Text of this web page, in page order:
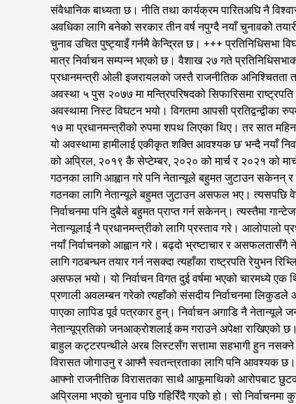
संवैधानिक बाध्यता छ। नीति तथा कार्यक्रम पारितअघि नै
अवधिका लागि बनेको सरकार तीन वर्ष नपुग्दै नयाँ चुनावको
चुनाव उचित पुष्ट्याइँ गर्नमै केन्द्रित छ। +++ प्रतिनिधिसभा
मात्र निर्वाचन सम्पन्न भएको छ। वैशाख २७ गते
प्रधानमन्त्री ओली इजरायलको जस्तै राजनीतिक
अवस्था ५ पुस २०७७ मा मन्त्रिपरिषदको सिफारिसमा
अवस्थामा निस्ट विघटन भयो। विगतमा आपसी प्रतिद्वन्द्वीका
१७ मा प्रधानमन्त्रीको रुपमा शपथ लिएका थिए। तर सात
यो अवस्थामा हामीलाई एकीकृत शक्ति आवश्यक छ’ भन्दै नयाँ
को अप्रिल, २०१९ कै सेप्टेम्बर, २०२० को मार्च र २०२१ को
गठनका लागि आह्वान गरे पनि नेतान्यूले बहुमत जुटाउन सकेनन् र
गठनका लागि नेतान्यूले बहुमत जुटाउन असफल भए। त्यसपछि
निर्वाचनमा पनि दुबैले बहुमत प्राप्त गर्न सकेनन्। त्यस्तैमा
नेतान्यूलाई नै प्रधानमन्त्रीको लागि प्रस्ताव गरे। आलोपालो
नयाँ निर्वाचनको आह्वान गरे। बढ्दो भ्रष्टाचार र असफलतासँगै
लागि गठबन्धन तयार गर्न नसक्दा त्यहाँका राष्ट्रपति रेयुभन
असफल भयो। यो निर्वाचन विगत दुई वर्षमा भएको चारमध्ये
प्रणाली अवलम्बन गरेको त्यहाँको संसदीय निर्वाचनमा
पाएका लापिड पूर्व पत्रकार हुन्। निर्वाचन अगाडि नै
नेतान्यूप्रतिको जनआक्रोशलाई कम गराउने अपेक्षा राखिएको
बाहुल कट्टरपन्थीले अरब लिस्टसँग सत्तामा सहभागी हुन
विरासत जोगाउनु र आफ्नै स्वतन्त्रताका लागि पनि आवश्यक
आफ्नो राजनीतिक विरासतका साथै आफूमाथिको आरोपबाट
अप्रिलमा भएको चुनाव पछि गहिरिँदै गएको हो। सो
अपनाउँछन्
अनेकन्
हत्कण्डा